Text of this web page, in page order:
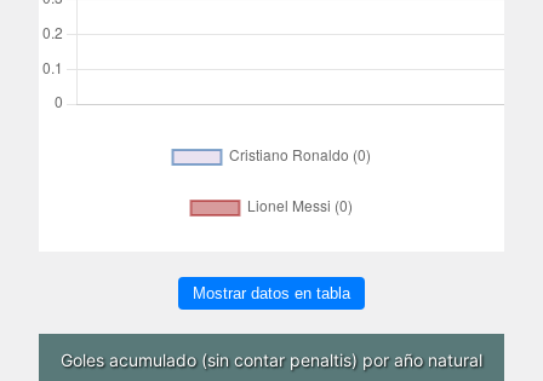
Mostrar datos en tabla
Goles acumulado (sin contar penaltis) por año natural